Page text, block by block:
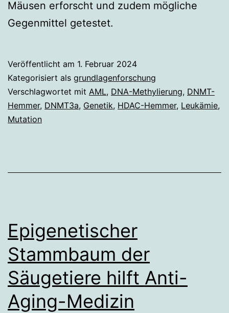
Mäusen erforscht und zudem mögliche
Gegenmittel getestet.
Veröffentlicht am 1. Februar 2024
Kategorisiert als grundlagenforschung
Verschlagwortet mit AML, DNA-Methylierung, DNMT-
Hemmer, DNMT3a, Genetik, HDAC-Hemmer, Leukämie,
Mutation
Epigenetischer
Stammbaum der
Säugetiere hilft Anti-
Aging-Medizin